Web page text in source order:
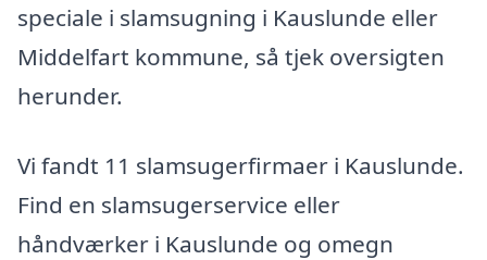
speciale i slamsugning i Kauslunde eller
Middelfart kommune, så tjek oversigten
herunder.
Vi fandt 11 slamsugerfirmaer i Kauslunde.
Find en slamsugerservice eller
håndværker i Kauslunde og omegn